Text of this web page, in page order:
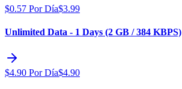
$0.57 Por Día$3.99
Unlimited Data - 1 Days (2 GB / 384 KBPS)
$4.90 Por Día$4.90